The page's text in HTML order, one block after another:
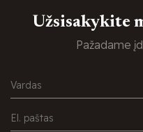
Užsisakykite
Pažadame